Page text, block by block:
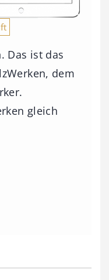
Das ist das
dem
gleich